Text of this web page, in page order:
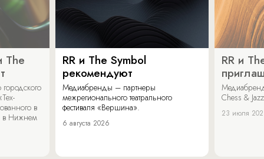
The
в
в Нижнем
RR и The Symbol
рекомендуют
Медиабренды – партнеры
межрегионального театрального
фестиваля «Вершина».
6 августа 2026
RR и
Chess &
23 июля